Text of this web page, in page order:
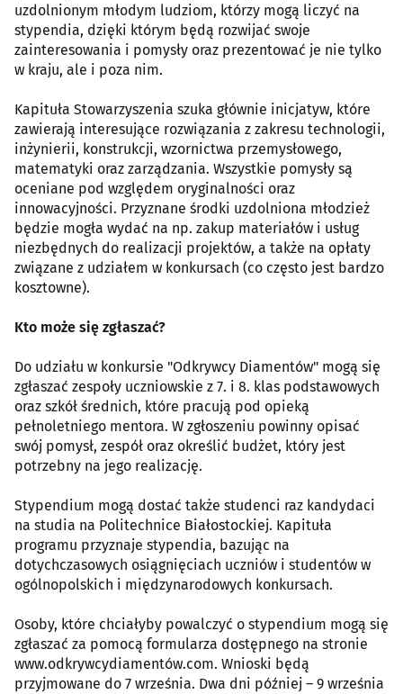
uzdolnionym młodym ludziom, którzy mogą liczyć na
stypendia, dzięki którym będą rozwijać swoje
zainteresowania i pomysły oraz prezentować je nie tylko
w kraju, ale i poza nim.
Kapituła Stowarzyszenia szuka głównie inicjatyw, które
zawierają interesujące rozwiązania z zakresu technologii,
inżynierii, konstrukcji, wzornictwa przemysłowego,
matematyki oraz zarządzania. Wszystkie pomysły są
oceniane pod względem oryginalności oraz
innowacyjności. Przyznane środki uzdolniona młodzież
będzie mogła wydać na np. zakup materiałów i usług
niezbędnych do realizacji projektów, a także na opłaty
związane z udziałem w konkursach (co często jest bardzo
kosztowne).
Kto może się zgłaszać?
Do udziału w konkursie "Odkrywcy Diamentów" mogą się
zgłaszać zespoły uczniowskie z 7. i 8. klas podstawowych
oraz szkół średnich, które pracują pod opieką
pełnoletniego mentora. W zgłoszeniu powinny opisać
swój pomysł, zespół oraz określić budżet, który jest
potrzebny na jego realizację.
Stypendium mogą dostać także studenci raz kandydaci
na studia na Politechnice Białostockiej. Kapituła
programu przyznaje stypendia, bazując na
dotychczasowych osiągnięciach uczniów i studentów w
ogólnopolskich i międzynarodowych konkursach.
Osoby, które chciałyby powalczyć o stypendium mogą się
zgłaszać za pomocą formularza dostępnego na stronie
www.odkrywcydiamentów.com. Wnioski będą
przyjmowane do 7 września. Dwa dni później – 9 września